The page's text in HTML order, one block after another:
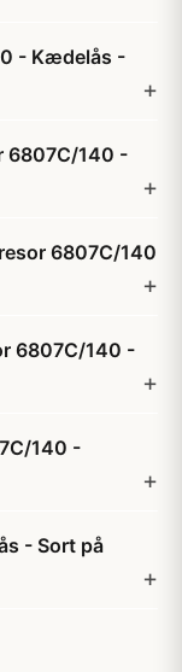
- Kædelås -
6807C/140 -
6807C/140
6807C/140 -
140 -
- Sort på